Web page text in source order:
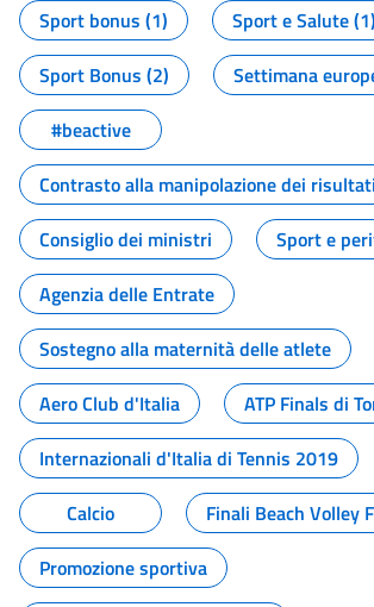
Sport bonus (1)
Sport e Salute (1)
Sport Bonus (2)
Settimana
#beactive
Contrasto alla manipolazione dei
Consiglio dei ministri
Sport e
Agenzia delle Entrate
Sostegno alla maternità delle atlete
Aero Club d'Italia
ATP Finals di
Internazionali d'Italia di Tennis 2019
Calcio
Finali Beach Volley
Promozione sportiva